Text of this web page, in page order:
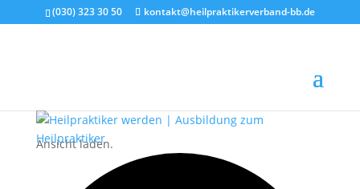
(030) 323 30 50 kontakt@heilpraktikerverband-bb.de
Ansicht laden.